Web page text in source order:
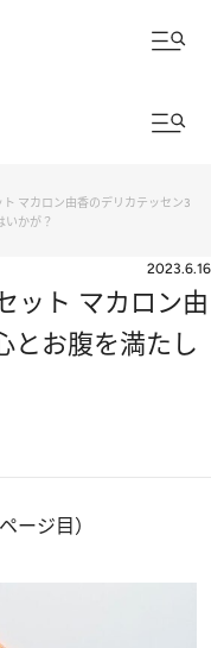
マカロン由香のデリカテッセン3
いかが？
2023.6.16
ット マカロン由
とお腹を満たし
ージ目）